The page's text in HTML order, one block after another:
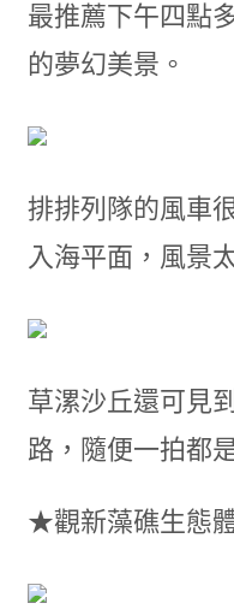
最推薦下午四點
的夢幻美景。
排排列隊的風車
入海平面，風景
草漯沙丘還可見
路，隨便一拍都
★觀新藻礁生態